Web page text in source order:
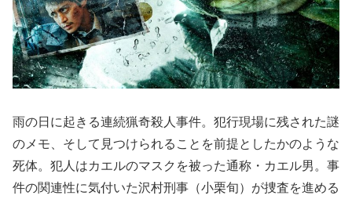
雨の日に起きる連続猟奇殺人事件。犯行現場に残された謎
のメモ、そして見つけられることを前提としたかのような
死体。犯人はカエルのマスクを被った通称・カエル男。事
件の関連性に気付いた沢村刑事（小栗旬）が捜査を進める